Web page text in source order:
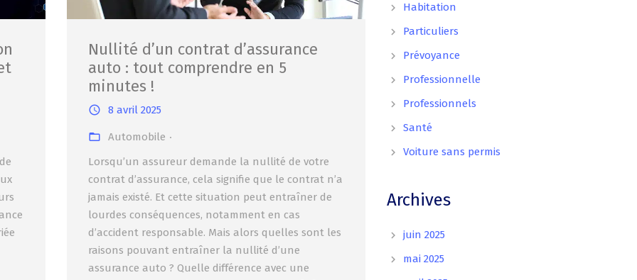
Nullité d’un contrat d’assurance
auto : tout comprendre en 5
minutes !
8 avril 2025
Automobile
Lorsqu’un assureur demande la nullité de votre
contrat d’assurance, cela signifie que le contrat n’a
jamais existé. Et cette situation peut entraîner de
lourdes conséquences, notamment en cas
d’accident responsable. Mais alors quelles sont les
raisons pouvant entraîner la nullité d’une
assurance auto ? Quelle différence avec une
Habitation
Particuliers
Prévoyance
Professionnelle
Professionnels
Santé
Voiture sans permis
Archives
juin 2025
mai 2025